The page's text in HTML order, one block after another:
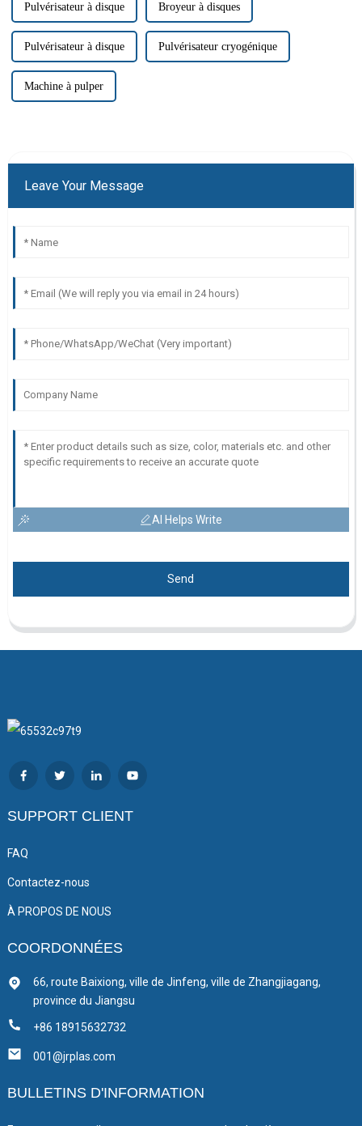
Pulvérisateur à disque Broyeur à disques
Pulvérisateur à disque Pulvérisateur cryogénique
Machine à pulper
Leave Your Message
AI Helps Write
Send
SUPPORT CLIENT
FAQ
Contactez-nous
À PROPOS DE NOUS
COORDONNÉES
66, route Baixiong, ville de Jinfeng, ville de Zhangjiagang,
province du Jiangsu
+86 18915632732
001@jrplas.com
BULLETINS D'INFORMATION